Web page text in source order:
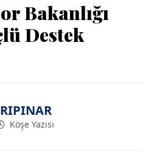
Bakanlığı
Destek
Köşe Yazısı